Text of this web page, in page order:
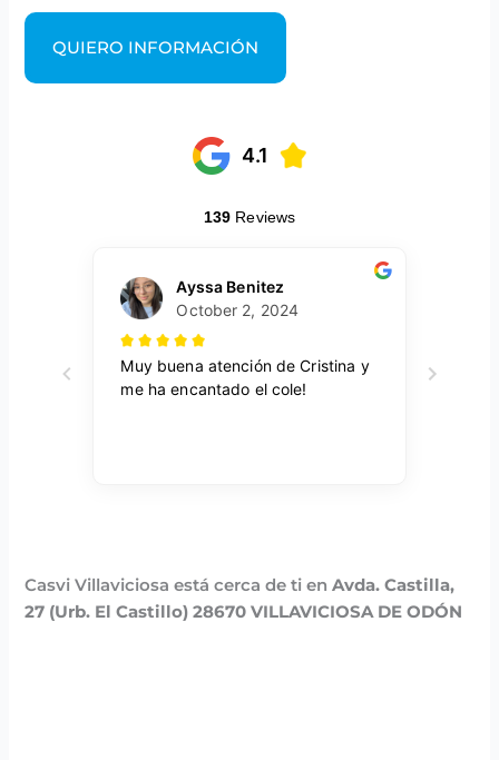
QUIERO INFORMACIÓN
Casvi Villaviciosa está cerca de ti enAvda. Castilla,
27 (Urb. El Castillo) 28670 VILLAVICIOSA DE ODÓN